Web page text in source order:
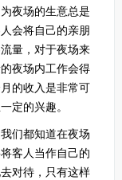
夜场的生意总是
会将自己的亲朋
量，对于夜场来
夜场内工作会得
的收入是非常可
定的兴趣。
们都知道在夜场
客人当作自己的
对待，只有这样